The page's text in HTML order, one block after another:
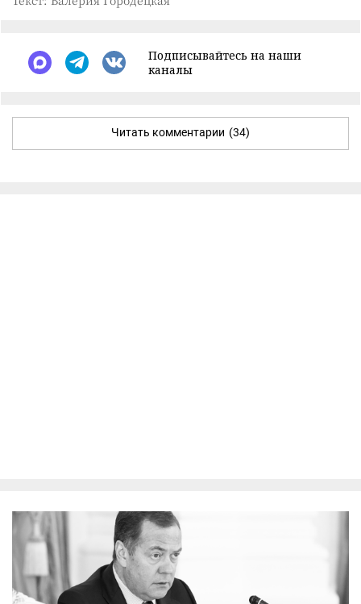
Подписывайтесь на наши
каналы
Читать комментарии (34)